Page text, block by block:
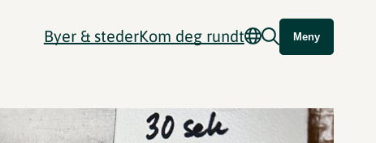
Byer & stederKom deg rundt Meny